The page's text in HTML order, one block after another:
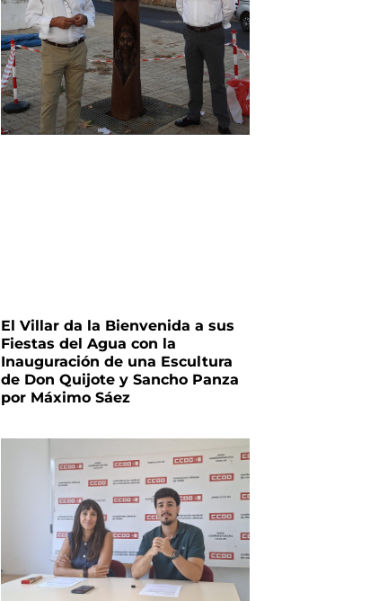
El Villar da la Bienvenida a sus
Fiestas del Agua con la
Inauguración de una Escultura
de Don Quijote y Sancho Panza
por Máximo Sáez